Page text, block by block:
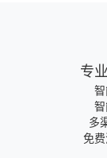
专
多
免